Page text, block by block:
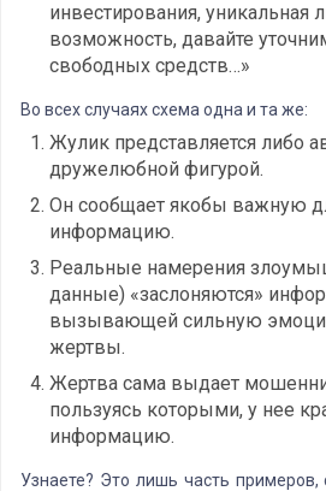
инвестирования, уникальная
возможность, давайте
свободных средств…»
Во всех случаях схема одна и та же:
Жулик представляется либо
дружелюбной фигурой.
Он сообщает якобы важную
информацию.
Реальные намерения
данные) «заслоняются»
вызывающей сильную
жертвы.
Жертва сама выдает
пользуясь которыми, у нее
информацию.
Узнаете? Это лишь часть